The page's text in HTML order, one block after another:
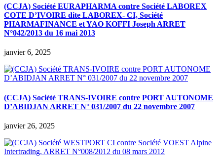
(CCJA) Société EURAPHARMA contre Société LABOREX
COTE D’IVOIRE dite LABOREX- CI, Société
PHARMAFINANCE et YAO KOFFI Joseph ARRET
N°042/2013 du 16 mai 2013
janvier 6, 2025
(CCJA) Société TRANS-IVOIRE contre PORT AUTONOME
D’ABIDJAN ARRET N° 031/2007 du 22 novembre 2007
janvier 26, 2025